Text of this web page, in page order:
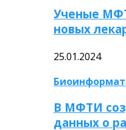
Ученые
новых
25.01.2024
В МФТИ
данных о